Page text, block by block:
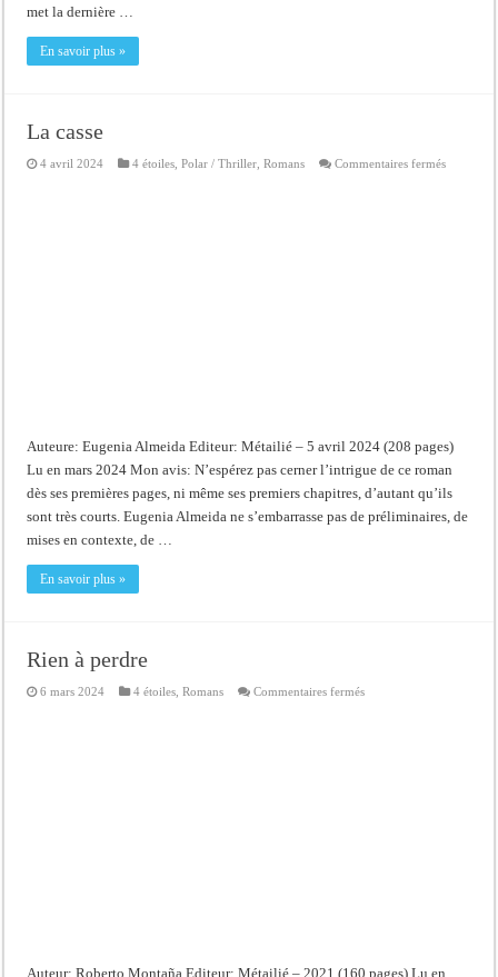
met la dernière …
En savoir plus »
La casse
4 avril 2024 4 étoiles ,Polar / Thriller ,Romans Commentaires ferméssur
Auteure: Eugenia Almeida Editeur: Métailié – 5 avril 2024 (208 pages)
Lu en mars 2024 Mon avis: N’espérez pas cerner l’intrigue de ce roman
dès ses premières pages, ni même ses premiers chapitres, d’autant qu’ils
sont très courts. Eugenia Almeida ne s’embarrasse pas de préliminaires, de
mises en contexte, de …
En savoir plus »
Rien à perdre
6 mars 2024 4 étoiles ,Romans Commentaires ferméssur
Auteur: Roberto Montaña Editeur: Métailié – 2021 (160 pages) Lu en